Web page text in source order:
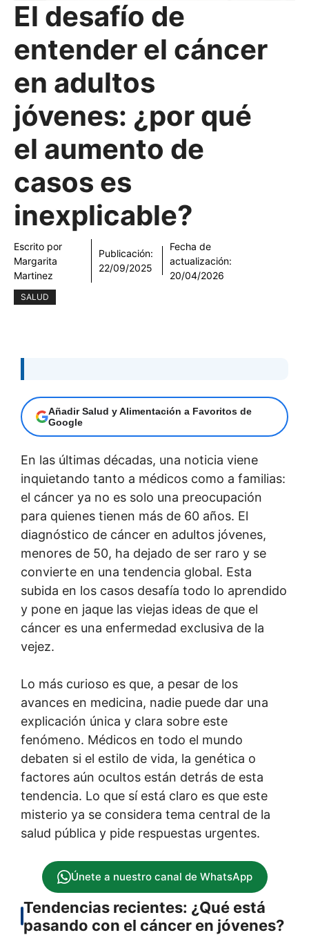
El desafío de
entender el cáncer
en adultos
jóvenes: ¿por qué
el aumento de
casos es
inexplicable?
Escrito por
Margarita
Martinez
Publicación:
22/09/2025
Fecha de
actualización:
20/04/2026
SALUD
Añadir Salud y Alimentación a Favoritos de
Google
En las últimas décadas, una noticia viene
inquietando tanto a médicos como a familias:
el cáncer ya no es solo una preocupación
para quienes tienen más de 60 años. El
diagnóstico de cáncer en adultos jóvenes,
menores de 50, ha dejado de ser raro y se
convierte en una tendencia global. Esta
subida en los casos desafía todo lo aprendido
y pone en jaque las viejas ideas de que el
cáncer es una enfermedad exclusiva de la
vejez.
Lo más curioso es que, a pesar de los
avances en medicina, nadie puede dar una
explicación única y clara sobre este
fenómeno. Médicos en todo el mundo
debaten si el estilo de vida, la genética o
factores aún ocultos están detrás de esta
tendencia. Lo que sí está claro es que este
misterio ya se considera tema central de la
salud pública y pide respuestas urgentes.
Únete a nuestro canal de WhatsApp
Tendencias recientes: ¿Qué está
pasando con el cáncer en jóvenes?